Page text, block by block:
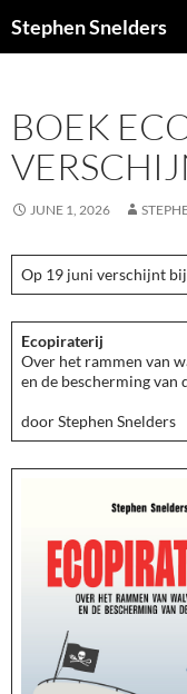
Stephen Snelders
BOEK
JUNE 1, 2026
Op 19 juni verschijnt
Ecopiraterij
Over het rammen van
en de bescherming van
door Stephen Snelders